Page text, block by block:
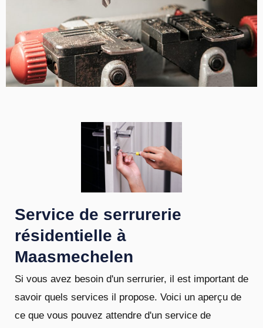
Service de serrurerie
résidentielle à
Maasmechelen
Si vous avez besoin d'un serrurier, il est important de
savoir quels services il propose. Voici un aperçu de
ce que vous pouvez attendre d'un service de